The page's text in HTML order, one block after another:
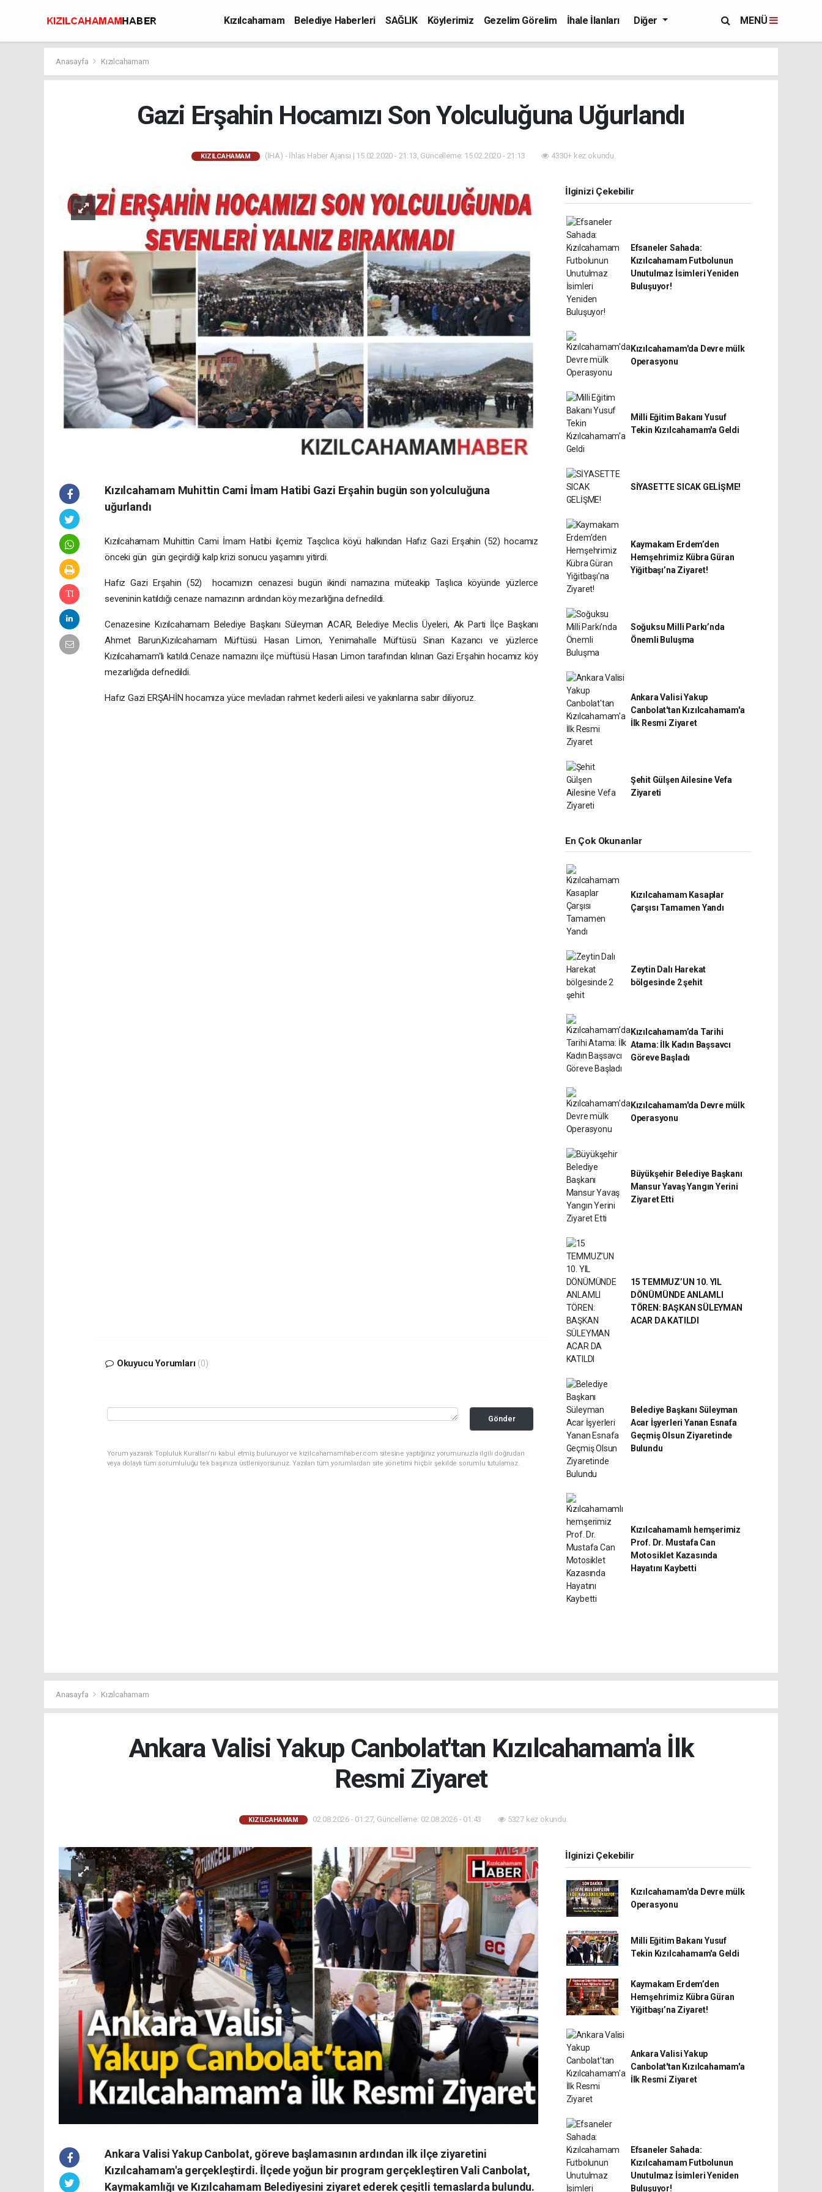
Kızılcahamam Belediye Haberleri SAĞLIK Köylerimiz Gezelim Görelim
İhale İlanları
Diğer MENÜ
Anasayfa Kızılcahamam
Gazi Erşahin Hocamızı Son Yolculuğuna Uğurlandı
KIZILCAHAMAM (İHA) - İhlas Haber Ajansı | 15.02.2020 - 21:13, Güncelleme: 15.02.2020 - 21:13 4330+ kez okundu.
Kızılcahamam Muhittin Cami İmam Hatibi Gazi Erşahin bugün son yolculuğuna
uğurlandı
Kızılcahamam Muhittin Cami İmam Hatibi ilçemiz Taşclıca köyü halkından Hafız Gazi Erşahin (52) hocamız
önceki gün gün geçirdiği kalp krizi sonucu yaşamını yitirdi.
Hafız Gazi Erşahin (52) hocamızın cenazesi bugün ikindi namazına müteakip Taşlıca köyünde yüzlerce
seveninin katıldığı cenaze namazının ardından köy mezarlığına defnedildi.
Cenazesine Kızılcahamam Belediye Başkanı Süleyman ACAR, Belediye Meclis Üyeleri, Ak Parti İlçe Başkanı
Ahmet Barun,Kızılcahamam Müftüsü Hasan Limon, Yenimahalle Müftüsü Sinan Kazancı ve yüzlerce
Kızılcahamam'lı katıldı.Cenaze namazını ilçe müftüsü Hasan Limon tarafından kılınan Gazi Erşahin hocamız köy
mezarlığıda defnedildi.
Hafız Gazi ERŞAHİN hocamıza yüce mevladan rahmet kederli ailesi ve yakınlarına sabır diliyoruz.
Okuyucu Yorumları (0)
Gönder
Yorum yazarak Topluluk Kuralları’nı kabul etmiş bulunuyor ve kizilcahamamhaber.com sitesine yaptığınız yorumunuzla ilgili doğrudan
veya dolaylı tüm sorumluluğu tek başınıza üstleniyorsunuz. Yazılan tüm yorumlardan site yönetimi hiçbir şekilde sorumlu tutulamaz.
İlginizi Çekebilir
Efsaneler Sahada:
Kızılcahamam Futbolunun
Unutulmaz İsimleri Yeniden
Buluşuyor!
Kızılcahamam'da Devre mülk
Operasyonu
Milli Eğitim Bakanı Yusuf
Tekin Kızılcahamam'a Geldi
SİYASETTE SICAK GELİŞME!
Kaymakam Erdem’den
Hemşehrimiz Kübra Güran
Yiğitbaşı’na Ziyaret!
Soğuksu Milli Parkı’nda
Önemli Buluşma
Ankara Valisi Yakup
Canbolat'tan Kızılcahamam'a
İlk Resmi Ziyaret
Şehit Gülşen Ailesine Vefa
Ziyareti
En Çok Okunanlar
Kızılcahamam Kasaplar
Çarşısı Tamamen Yandı
Zeytin Dalı Harekat
bölgesinde 2 şehit
Kızılcahamam’da Tarihi
Atama: İlk Kadın Başsavcı
Göreve Başladı
Kızılcahamam'da Devre mülk
Operasyonu
Büyükşehir Belediye Başkanı
Mansur Yavaş Yangın Yerini
Ziyaret Etti
15 TEMMUZ’UN 10. YIL
DÖNÜMÜNDE ANLAMLI
TÖREN: BAŞKAN SÜLEYMAN
ACAR DA KATILDI
Belediye Başkanı Süleyman
Acar İşyerleri Yanan Esnafa
Geçmiş Olsun Ziyaretinde
Bulundu
Kızılcahamamlı hemşerimiz
Prof. Dr. Mustafa Can
Motosiklet Kazasında
Hayatını Kaybetti
Anasayfa Kızılcahamam
Ankara Valisi Yakup Canbolat'tan Kızılcahamam'a İlk
Resmi Ziyaret
KIZILCAHAMAM 02.08.2026 - 01:27, Güncelleme: 02.08.2026 - 01:43 5327 kez okundu.
Ankara Valisi Yakup Canbolat, göreve başlamasının ardından ilk ilçe ziyaretini
Kızılcahamam'a gerçekleştirdi. İlçede yoğun bir program gerçekleştiren Vali Canbolat,
Kaymakamlığı ve Kızılcahamam Belediyesini ziyaret ederek çeşitli temaslarda bulundu.
İlginizi Çekebilir
Kızılcahamam'da Devre mülk
Operasyonu
Milli Eğitim Bakanı Yusuf
Tekin Kızılcahamam'a Geldi
Kaymakam Erdem’den
Hemşehrimiz Kübra Güran
Yiğitbaşı’na Ziyaret!
Ankara Valisi Yakup
Canbolat'tan Kızılcahamam'a
İlk Resmi Ziyaret
Efsaneler Sahada:
Kızılcahamam Futbolunun
Unutulmaz İsimleri Yeniden
Buluşuyor!